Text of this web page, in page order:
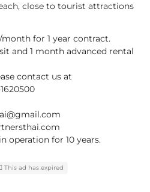
close to tourist attractions
month for 1 year contract.
and 1 month advanced rental
contact us at
operation for 10 years.
This ad has expired